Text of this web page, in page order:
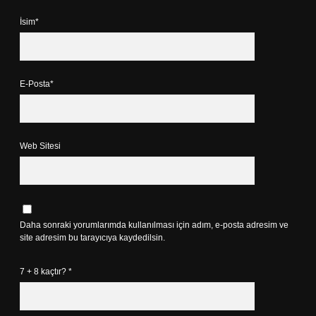
İsim*
E-Posta*
Web Sitesi
Daha sonraki yorumlarımda kullanılması için adım, e-posta adresim ve
site adresim bu tarayıcıya kaydedilsin.
7 + 8 kaçtır? *